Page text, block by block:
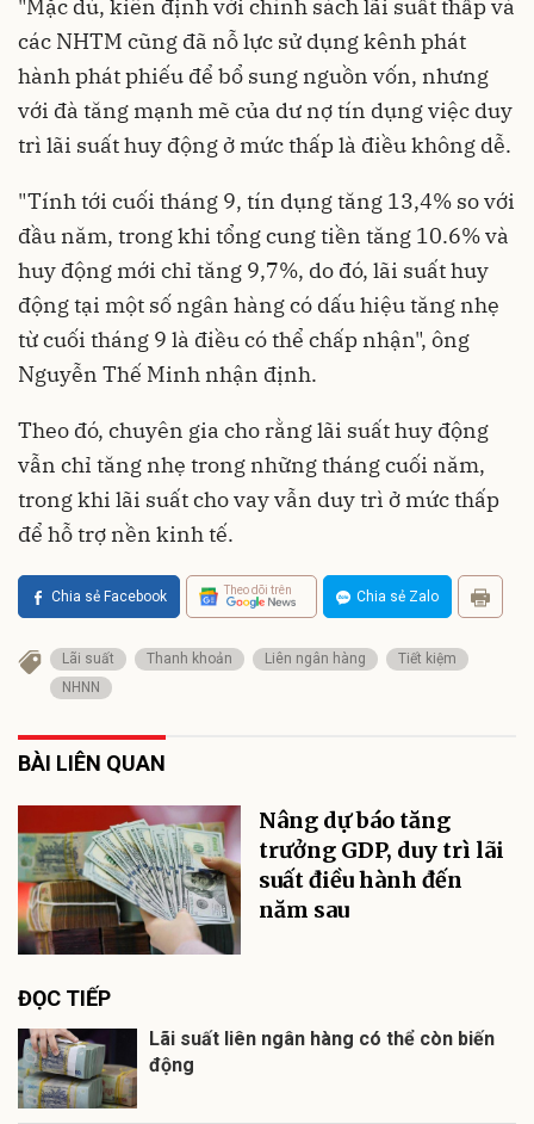
"Mặc dù, kiên định với chính sách lãi suất thấp và
các NHTM cũng đã nỗ lực sử dụng kênh phát
hành phát phiếu để bổ sung nguồn vốn, nhưng
với đà tăng mạnh mẽ của dư nợ tín dụng việc duy
trì lãi suất huy động ở mức thấp là điều không dễ.
"Tính tới cuối tháng 9, tín dụng tăng 13,4% so với
đầu năm, trong khi tổng cung tiền tăng 10.6% và
huy động mới chỉ tăng 9,7%, do đó, lãi suất huy
động tại một số ngân hàng có dấu hiệu tăng nhẹ
từ cuối tháng 9 là điều có thể chấp nhận", ông
Nguyễn Thế Minh nhận định.
Theo đó, chuyên gia cho rằng lãi suất huy động
vẫn chỉ tăng nhẹ trong những tháng cuối năm,
trong khi lãi suất cho vay vẫn duy trì ở mức thấp
để hỗ trợ nền kinh tế.
Chia sẻ Facebook Theo dõi trên Chia sẻ Zalo
Lãi suất Thanh khoản Liên ngân hàng
Tiết kiệm
NHNN
BÀI LIÊN QUAN
Nâng dự báo tăng
trưởng GDP, duy trì lãi
suất điều hành đến
năm sau
ĐỌC TIẾP
Lãi suất liên ngân hàng có thể còn biến
động